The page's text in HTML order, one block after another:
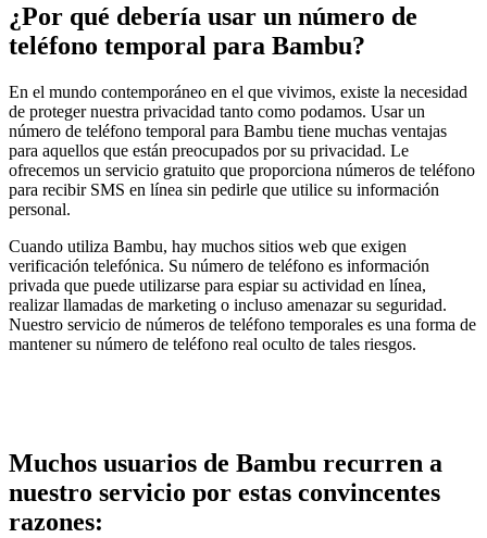
¿Por qué debería usar un número de
teléfono temporal para Bambu?
En el mundo contemporáneo en el que vivimos, existe la necesidad
de proteger nuestra privacidad tanto como podamos. Usar un
número de teléfono temporal para Bambu tiene muchas ventajas
para aquellos que están preocupados por su privacidad. Le
ofrecemos un servicio gratuito que proporciona números de teléfono
para recibir SMS en línea sin pedirle que utilice su información
personal.
Cuando utiliza Bambu, hay muchos sitios web que exigen
verificación telefónica. Su número de teléfono es información
privada que puede utilizarse para espiar su actividad en línea,
realizar llamadas de marketing o incluso amenazar su seguridad.
Nuestro servicio de números de teléfono temporales es una forma de
mantener su número de teléfono real oculto de tales riesgos.
Muchos usuarios de Bambu recurren a
nuestro servicio por estas convincentes
razones: